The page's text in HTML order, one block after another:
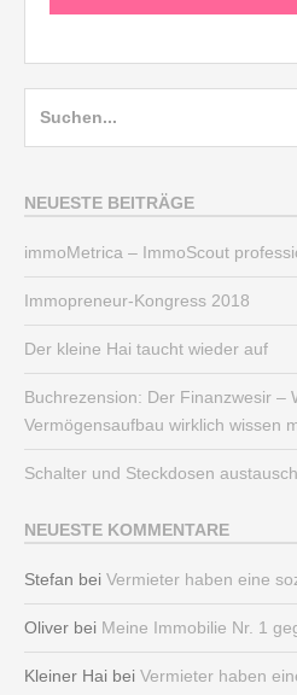
NEUESTE BEITRÄGE
immoMetrica – ImmoScout
Immopreneur-Kongress 2018
Der kleine Hai taucht wieder auf
Buchrezension: Der Finanzwesir –
Vermögensaufbau wirklich wissen
Schalter und Steckdosen
NEUESTE KOMMENTARE
Stefan bei Vermieter haben eine
Oliver bei Meine Immobilie Nr. 1
Kleiner Hai bei Vermieter haben